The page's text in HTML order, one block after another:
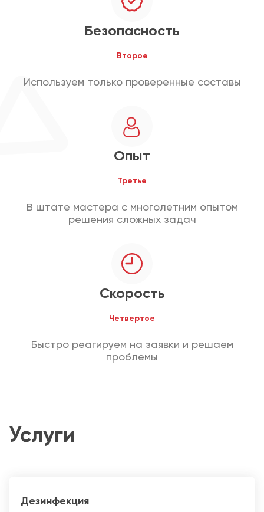
Безопасность
Второе
Используем только проверенные составы
Опыт
Третье
В штате мастера с многолетним опытом
решения сложных задач
Скорость
Четвертое
Быстро реагируем на заявки и решаем
проблемы
Услуги
Дезинфекция